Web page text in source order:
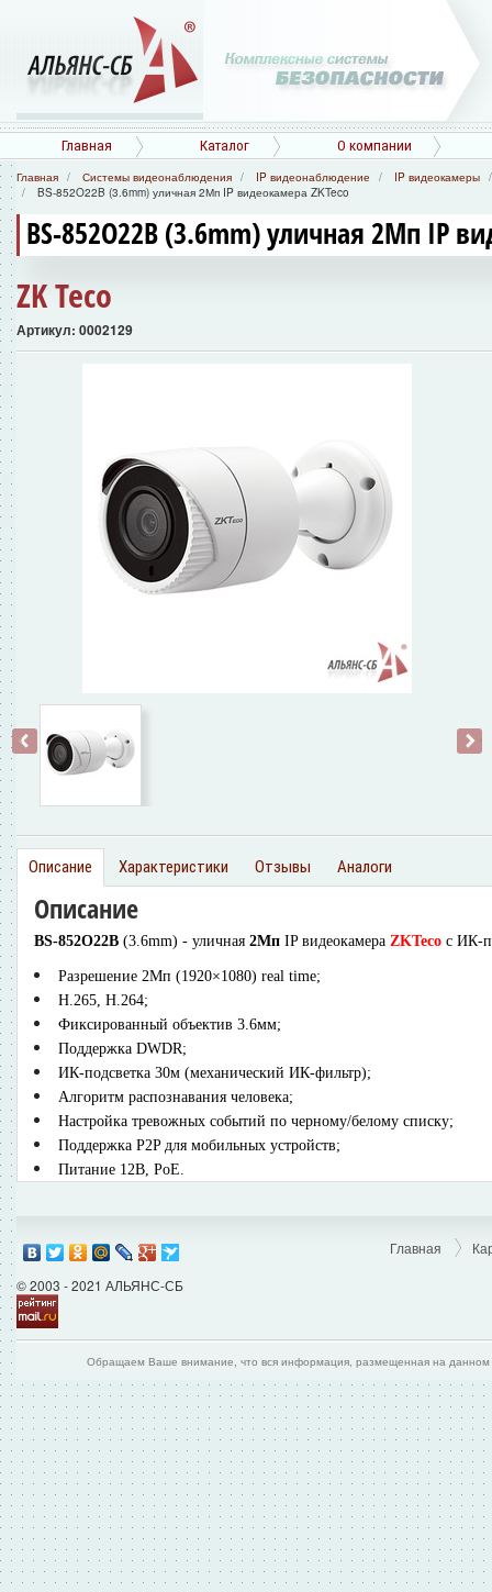
Главная Каталог О компании
Главная Системы видеонаблюдения IP видеонаблюдение
IP видеокамеры
BS-852O22B (3.6mm) уличная 2Мп IP видеокамера ZKTeco
BS-852O22B (3.6mm) уличная 2Мп IP
ZK Teco
Артикул: 0002129
‹ ›
Описание Характеристики Отзывы Аналоги
Описание
BS-852O22B (3.6mm) - уличная 2Мп IP видеокамера ZKTeco с ИК-
Разрешение 2Мп (1920×1080) real time;
H.265, H.264;
Фиксированный объектив 3.6мм;
Поддержка DWDR;
ИК-подсветка 30м (механический ИК-фильтр);
Алгоритм распознавания человека;
Настройка тревожных событий по черному/белому списку;
Поддержка P2P для мобильных устройств;
Питание 12В, PoE.
© 2003 - 2021 АЛЬЯНС-СБ
Главная
Обращаем Ваше внимание, что вся информация, размещенная на данном